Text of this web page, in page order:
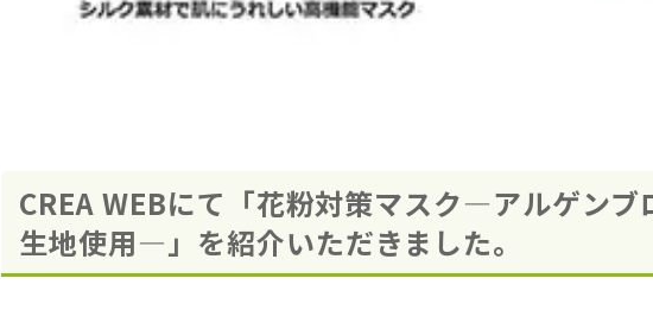
CREA WEBにて「花粉対策マスク―アルゲンブ
生地使用―」を紹介いただきました。